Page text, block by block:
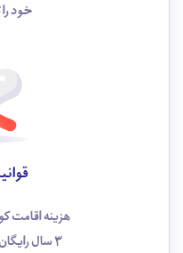
خود
هزینه اقامت
3 سال